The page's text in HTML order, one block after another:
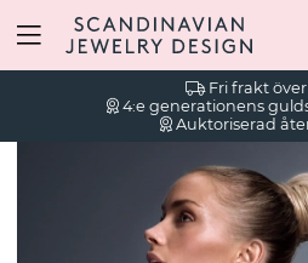
Fri frakt över
4:e generationens
Auktoriserad